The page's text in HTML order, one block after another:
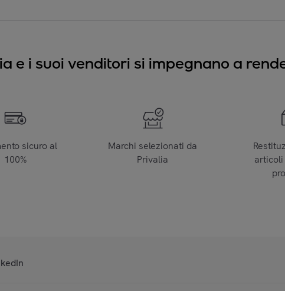
e i suoi venditori si impegnano a
sicuro al
100%
Marchi selezionati da
Privalia
articoli